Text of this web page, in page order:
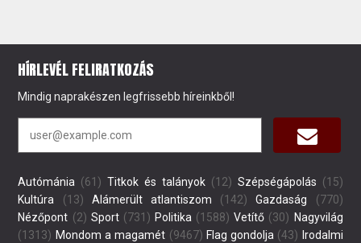
HÍRLEVÉL FELIRATKOZÁS
Mindig naprakészen legfrissebb híreinkből!
Autómánia (61) Titkok és talányok(12) Szépségápolás (15)
Kultúra (13) Alámerült atlantiszom (142) Gazdaság (770)
Nézőpont (2) Sport(731) Politika (1588) Vetítő (30) Nagyvilág
(1313) Mondom a magamét (9467) Flag gondolja (43) Irodalmi